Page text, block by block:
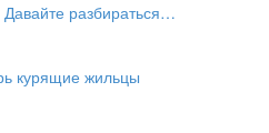
разбираться…
курящие жильцы